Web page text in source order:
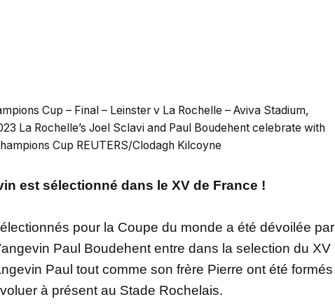
Cup – Final – Leinster v La Rochelle – Aviva Stadium,
La Rochelle’s Joel Sclavi and Paul Boudehent celebrate with
Cup REUTERS/Clodagh Kilcoyne
est sélectionné dans le XV de France !
pour la Coupe du monde a été dévoilée par
Paul Boudehent entre dans la selection du XV
Paul tout comme son frère Pierre ont été formés
à présent au Stade Rochelais.